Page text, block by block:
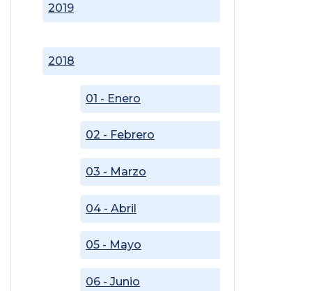
2018
01 - Enero
02 - Febrero
03 - Marzo
04 - Abril
05 - Mayo
06 - Junio
2019